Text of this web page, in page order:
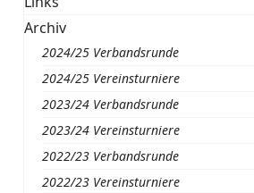
Archiv
2024/25 Verbandsrunde
2024/25 Vereinsturniere
2023/24 Verbandsrunde
2023/24 Vereinsturniere
2022/23 Verbandsrunde
2022/23 Vereinsturniere